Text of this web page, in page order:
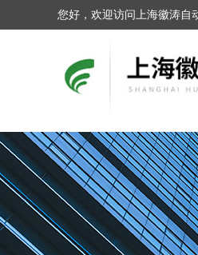
您好，欢迎访问上海徽涛自